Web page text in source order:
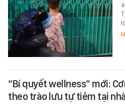
“Bí quyết wellness” mới:
theo trào lưu tự tiêm tại